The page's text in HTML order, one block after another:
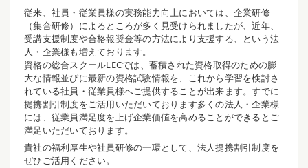
従来、社員・従業員様の実務能力向上においては、企業研修
（集合研修）によるところが多く見受けられましたが、近年、
受講支援制度や合格報奨金等の方法により支援する、という法
人・企業様も増えております。
資格の総合スクールLECでは、蓄積された資格取得のための膨
大な情報並びに最新の資格試験情報を、これから学習を検討さ
れている社員・従業員様へご提供することが出来ます。すでに
提携割引制度をご活用いただいております多くの法人・企業様
には、従業員満足度を上げ企業価値を高めることができるとご
満足いただいております。
貴社の福利厚生や社員研修の一環として、法人提携割引制度を
ぜひご活用ください。